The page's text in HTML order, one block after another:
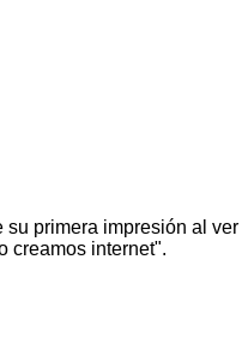
primera impresión al
creamos internet".